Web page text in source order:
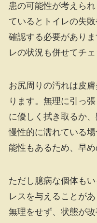
患の可能性が考えら
ているとトイレの失
確認する必要があり
レの状況も併せてチェ
お尻周りの汚れは皮
ります。無理に引っ
に優しく拭き取るか
慢性的に濡れている
能性もあるため、早め
ただし臆病な個体も
レスを与えることが
無理をせず、状態が